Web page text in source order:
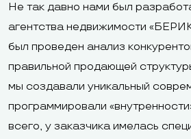
Не так давно нами был
агентства недвижимости
был проведен анализ
правильной продающей
мы создавали уникальный
программировали
всего, у заказчика имелась